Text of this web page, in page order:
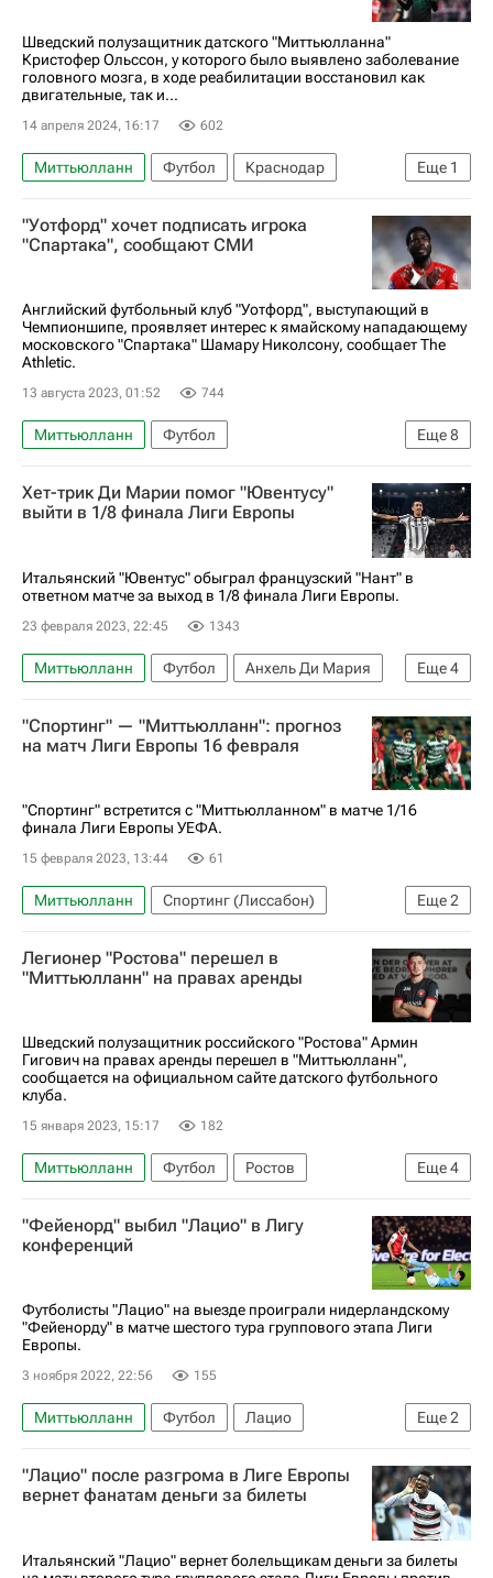
Шведский полузащитник датского "Миттьюлланна"
Кристофер Ольссон, у которого было выявлено заболевание
головного мозга, в ходе реабилитации восстановил как
двигательные, так и...
14 апреля 2024, 16:17 602
Еще 1
Миттьюлланн Футбол
Краснодар
Кристоффер Ольссон
"Уотфорд" хочет подписать игрока
"Спартака", сообщают СМИ
Английский футбольный клуб "Уотфорд", выступающий в
Чемпионшипе, проявляет интерес к ямайскому нападающему
московского "Спартака" Шамару Николсону, сообщает The
Athletic.
13 августа 2023, 01:52 744
Еще8
Миттьюлланн
Футбол
Футбольные трансферы и слухи
Шамар Николсон
Сори Каба
Трансферы в РПЛ
Трансферы в АПЛ
Хет-трик Ди Марии помог "Ювентусу"
выйти в 1/8 финала Лиги Европы
Итальянский "Ювентус" обыграл французский "Нант" в
ответном матче за выход в 1/8 финала Лиги Европы.
23 февраля 2023, 22:45 1343
Еще4
Миттьюлланн Футбол
Анхель Ди Мария
Николя Паллуа
Ювентус
Нант
Лига Европы УЕФА 2026-2027
"Спортинг" — "Миттьюлланн": прогноз
на матч Лиги Европы 16 февраля
"Спортинг" встретится с "Миттьюлланном" в матче 1/16
финала Лиги Европы УЕФА.
15 февраля 2023, 13:44 61
Еще2
Миттьюлланн
Спортинг (Лиссабон)
Прогнозы на спорт
Лига Европы УЕФА 2026-2027
Легионер "Ростова" перешел в
"Миттьюлланн" на правах аренды
Шведский полузащитник российского "Ростова" Армин
Гигович на правах аренды перешел в "Миттьюлланн",
сообщается на официальном сайте датского футбольного
клуба.
15 января 2023, 15:17 182
Еще4
Миттьюлланн Футбол
Ростов
Международная федерация футбола (ФИФА)
Армин Гигович
Трансферы
"Фейенорд" выбил "Лацио" в Лигу
конференций
Футболисты "Лацио" на выезде проиграли нидерландскому
"Фейенорду" в матче шестого тура группового этапа Лиги
Европы.
3 ноября 2022, 22:56 155
Еще2
Миттьюлланн Футбол
Лацио
Фейенорд
Лига Европы УЕФА 2026-2027
"Лацио" после разгрома в Лиге Европы
вернет фанатам деньги за билеты
Итальянский "Лацио" вернет болельщикам деньги за билеты